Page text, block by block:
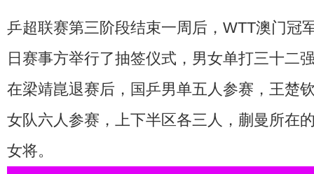
乒超联赛第三阶段结束一周后，WTT澳门冠
日赛事方举行了抽签仪式，男女单打三十二
在梁靖崑退赛后，国乒男单五人参赛，王楚
女队六人参赛，上下半区各三人，蒯曼所在
女将。